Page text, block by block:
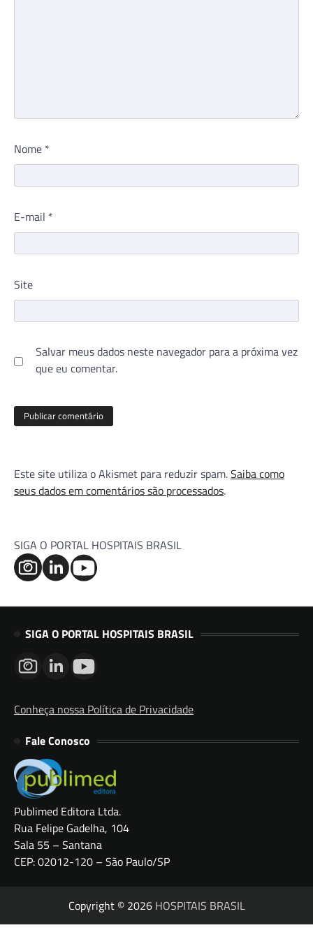
Nome *
E-mail *
Site
Salvar meus dados neste navegador para a próxima vez
que eu comentar.
Este site utiliza o Akismet para reduzir spam.Saiba como
seus dados em comentários são processados.
SIGA O PORTAL HOSPITAIS BRASIL
SIGA O PORTAL HOSPITAIS BRASIL
Conheça nossa Política de Privacidade
Fale Conosco
Publimed Editora Ltda.
Rua Felipe Gadelha, 104
Sala 55 – Santana
CEP: 02012-120 – São Paulo/SP
Copyright © 2026 HOSPITAIS BRASIL